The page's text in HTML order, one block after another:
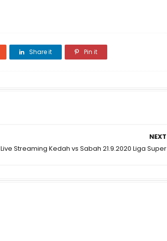
Share it Pin it
NEXT
Live Streaming Kedah vs Sabah 21.9.2020 Liga Super